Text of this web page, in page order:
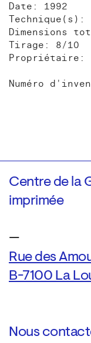
Date: 1992
Technique(s):
Dimensions
Tirage: 8/10
Propriétaire:
Numéro
Centre de la
imprimée
—
Rue des
B-7100 La
Nous